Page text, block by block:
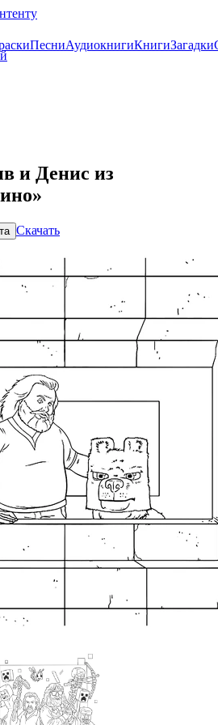
ПесниАудиокнигиКнигиЗагадки
и Денис из
Скачать